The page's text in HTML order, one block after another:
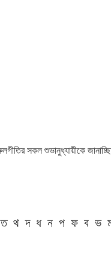
সকল শুভানুধ্যায়ীকে
ত থ দ ধ ন প ফ ব ভ